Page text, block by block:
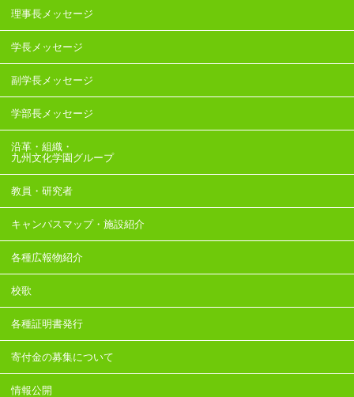
理事長メッセージ
学長メッセージ
副学長メッセージ
学部長メッセージ
沿革・組織・
九州文化学園グループ
教員・研究者
キャンパスマップ・施設紹介
各種広報物紹介
校歌
各種証明書発行
寄付金の募集について
情報公開